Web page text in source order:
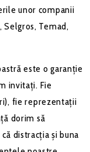
unor companii
Selgros, Temad,
este o garanție
invitați. Fie
fie reprezentații
dorim să
distracția și buna